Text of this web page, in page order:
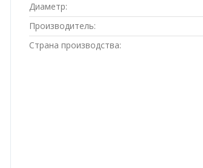
Диаметр:
Производитель:
Страна производства: